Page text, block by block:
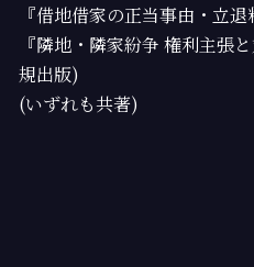
『借地借家の正当事由・立
『隣地・隣家紛争 権利主張
規出版)
(いずれも共著)